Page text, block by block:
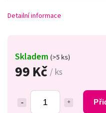
99 Kč/ ks
Skladem (>5 ks)
Detailní informace